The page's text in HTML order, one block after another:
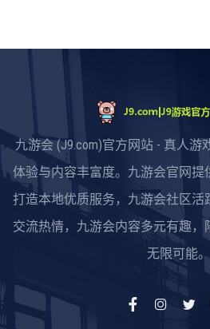
九游会 (J9.com)官方网站 - 真人游
体验与内容丰富度。九游会官网提
打造本地优质服务，九游会社区活
交流热情，九游会内容多元有趣
无限可能。